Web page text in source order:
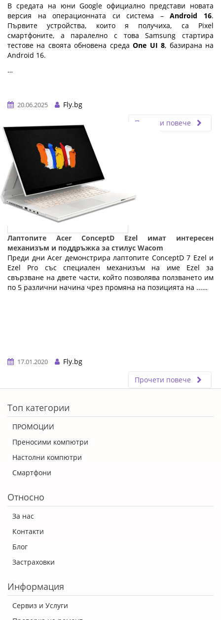
В средата на юни Google официално представи новата
версия на операционната си система –Android 16.
Първите устройства, които я получиха, са Pixel
смартфоните, а паралелно с това Samsung стартира
тестове на своята обновена средаOne UI 8, базирана на
Android 16.
…
20.06.2025
Fly.bg
Прочети повече
Лаптопите Acer ConceptD Ezel имат интересен
механизъм и поддръжка за стилус Wacom
Преди дни Acer демонстрира лаптопите ConceptD 7 Ezel и
Ezel Pro със специален механизъм на име Ezel за
свързване на двете части, който позволява ползването им
по 5 различни начина чрез промяна на позицията на ...…
17.01.2020
Fly.bg
Прочети повече
Топ категории
ПРОМОЦИИ
Преносими компютри
Настолни компютри
Смартфони
Относно
За нас
Контакти
Блог
Застраховки
Информация
Сервиз и Услуги